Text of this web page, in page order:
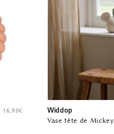
16,90€ Widdop
Vase tête de Mickey